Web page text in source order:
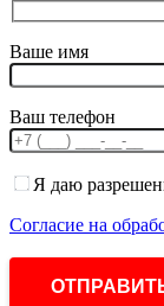
Ваше имя
Ваш телефон
Я даю
Согласие на